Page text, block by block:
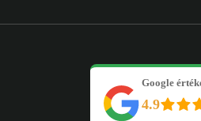
Google
4.9